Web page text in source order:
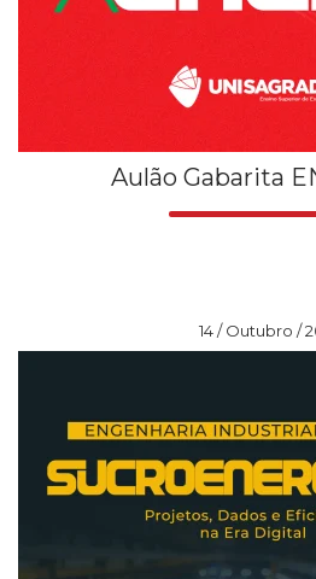
Aulão Gabarita
14 / Outubro /